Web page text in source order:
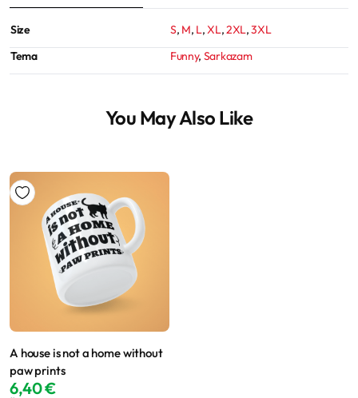
Size S, M, L,XL,2XL,3XL
Tema
Funny, Sarkazam
You May Also Like
A house is not a home without
paw prints
6,40€